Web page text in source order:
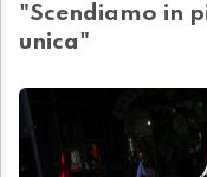
"Scendiamo in
unica"